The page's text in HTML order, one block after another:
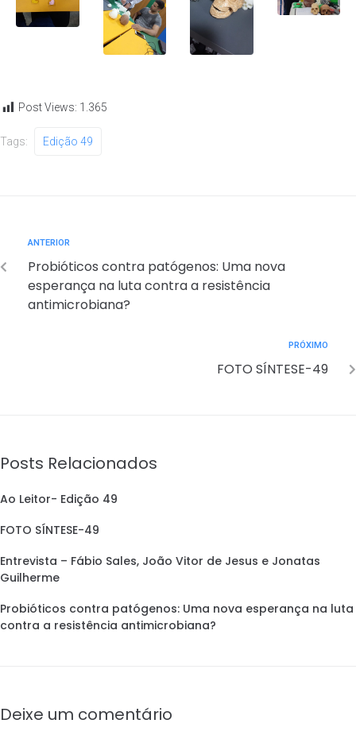
Post Views: 1.365
Tags: Edição 49
ANTERIOR
Probióticos contra patógenos: Uma nova
esperança na luta contra a resistência
antimicrobiana?
PRÓXIMO
FOTO SÍNTESE-49
Posts Relacionados
Ao Leitor- Edição 49
FOTO SÍNTESE-49
Entrevista – Fábio Sales, João Vitor de Jesus e Jonatas
Guilherme
Probióticos contra patógenos: Uma nova esperança na luta
contra a resistência antimicrobiana?
Deixe um comentário